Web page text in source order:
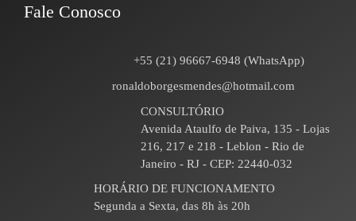
Fale Conosco
+55 (21) 96667-6948 (WhatsApp)
ronaldoborgesmendes@hotmail.com
CONSULTÓRIO
Avenida Ataulfo de Paiva, 135 - Lojas
216, 217 e 218 - Leblon - Rio de
Janeiro - RJ - CEP: 22440-032
HORÁRIO DE FUNCIONAMENTO
Segunda a Sexta, das 8h às 20h